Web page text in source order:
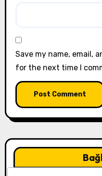
Save my name, email,
for the next time I